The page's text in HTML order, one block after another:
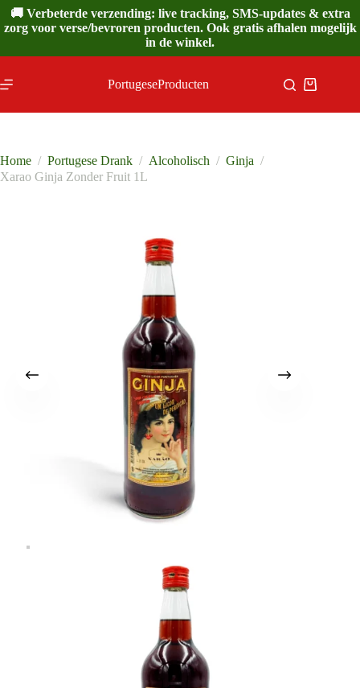
Ga
naar
de
🚚 Verbeterde verzending: live tracking, SMS-updates & extra
zorg voor verse/bevroren producten. Ook gratis afhalen mogelijk
in de winkel.
PortugeseProducten
Home / Portugese Drank / Alcoholisch / Ginja /
Xarao Ginja Zonder Fruit 1L